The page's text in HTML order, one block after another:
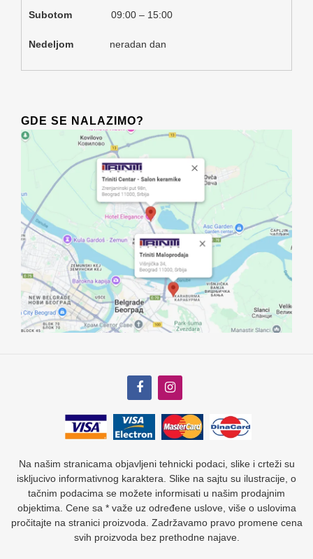
Subotom 09:00 – 15:00
Nedeljom neradan dan
GDE SE NALAZIMO?
Na našim stranicama objavljeni tehnicki podaci, slike i crteži su
iskljucivo informativnog karaktera. Slike na sajtu su ilustracije, o
tačnim podacima se možete informisati u našim prodajnim
objektima. Cene sa * važe uz određene uslove, više o uslovima
pročitajte na stranici proizvoda. Zadržavamo pravo promene cena
svih proizvoda bez prethodne najave.